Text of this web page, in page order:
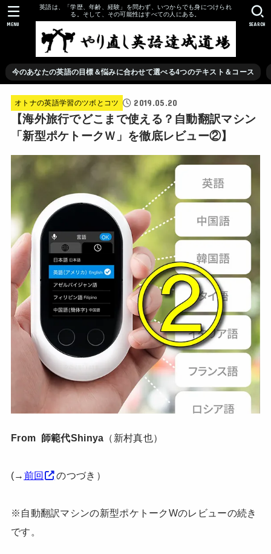
英語は、「学歴、年齢、経験」を問わず、いつからでも身につけられ
る。そして、その可能性はすべての人にある。
今のあなたの英語の目標＆悩みに合わせて選べる4つのテキスト＆コース
SEARCH
MENU
オトナの英語学習のツボとコツ 2019.05.20
【海外旅行でどこまで使える？自動翻訳マシン
「新型ポケトークＷ」を徹底レビュー②】
From 師範代Shinya （新村真也）
(→ 前回 のつづき）
※自動翻訳マシンの新型ポケトークWのレビューの続き
です。